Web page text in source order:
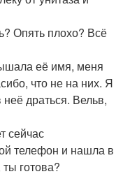
Опять плохо? Всё
её имя, меня
что не на них. Я
драться. Вельв,
сейчас
телефон и нашла в
готова?